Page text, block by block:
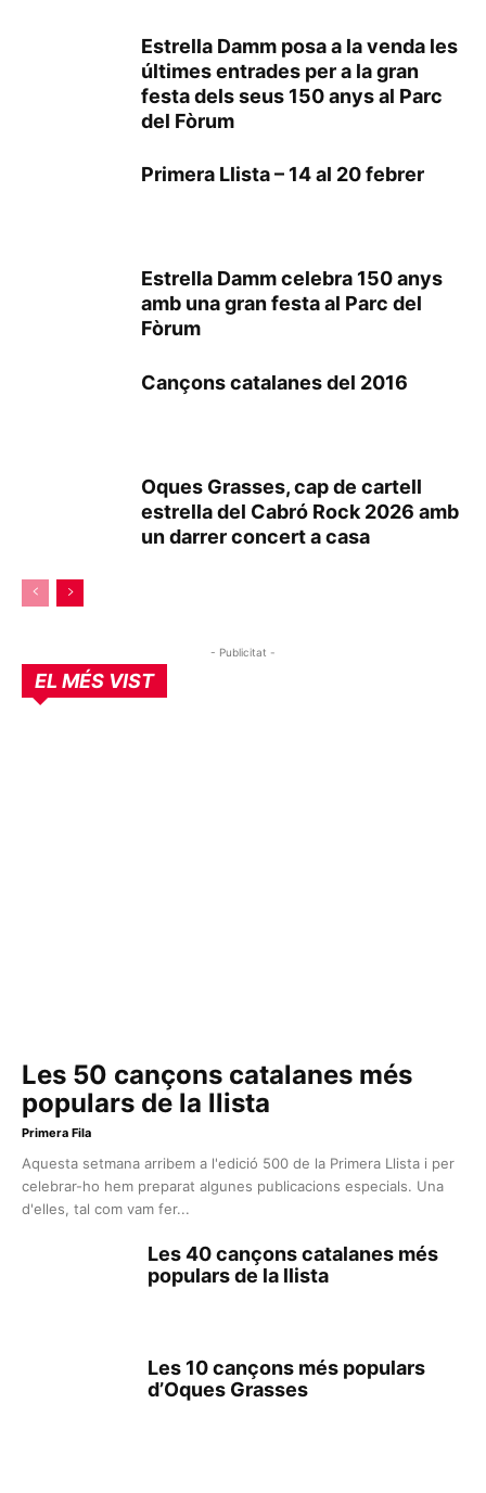
Estrella Damm posa a la venda les
últimes entrades per a la gran
festa dels seus 150 anys al Parc
del Fòrum
Primera Llista – 14 al 20 febrer
Estrella Damm celebra 150 anys
amb una gran festa al Parc del
Fòrum
Cançons catalanes del 2016
Oques Grasses, cap de cartell
estrella del Cabró Rock 2026 amb
un darrer concert a casa
- Publicitat -
EL MÉS VIST
Les 50 cançons catalanes més
populars de la llista
Primera Fila
Aquesta setmana arribem a l'edició 500 de la Primera Llista i per
celebrar-ho hem preparat algunes publicacions especials. Una
d'elles, tal com vam fer...
Les 40 cançons catalanes més
populars de la llista
Les 10 cançons més populars
d’Oques Grasses